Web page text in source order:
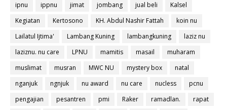
ipnu
ippnu jimat jombang jual beli
Kalsel
Kegiatan
Kertosono KH. Abdul Nashir Fattah
koin nu
Lailatul Ijtima'
Lambang Kuning lambangkuning
laziz nu
laziznu. nu care
LPNU mamitis masail
muharam
muslimat
musran MWC NU mystery box
natal
nganjuk
ngnjuk nu award nu care nucless
pcnu
pengajian
pesantren pmi Raker ramadlan.
rapat